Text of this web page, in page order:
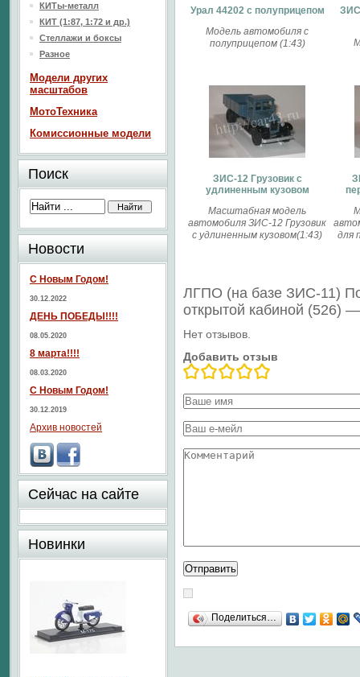
Урал 44202 с полуприцепом
Модель автомобиля с
полуприцепом (1:43)
ЗИС-12 Грузовик с
удлиненным кузовом
Масштабная модель
автомобиля ЗИС-12 Грузовик
с удлиненным кузовом(1:43)
для
ЛГПО (на базе ЗИС-11)
открытой кабиной (526)
Нет отзывов.
Добавить отзыв
Поделиться…
КИТы-металл
КИТ (1:87, 1:72 и др.)
Стеллажи и боксы
Разное
Модели других
масштабов
МотоТехника
Комиссионные модели
Поиск
Новости
С Новым Годом!
30.12.2022
ДЕНЬ ПОБЕДЫ!!!!
08.05.2020
8 марта!!!!
08.03.2020
С Новым Годом!
30.12.2019
Архив новостей
Сейчас на сайте
Новинки